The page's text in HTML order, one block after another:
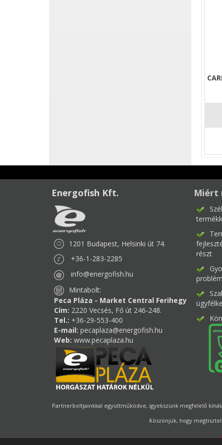
Energofish Kft.
1201 Budapest, Helsinki út 74.
+36-1-283-2285
info@energofish.hu
Mintabolt:
Peca Pláza - Market Central Ferihegy
Cím: 2220 Vecsés, Fő út 246-248.
Tel.: +36-29-553-400
E-mail: pecaplaza@energofish.hu
Web: www.pecaplaza.hu
Miért
részt
Partnerboltjainkkal együttműködve, igyekszünk megfelelő
Köszönjük, hogy